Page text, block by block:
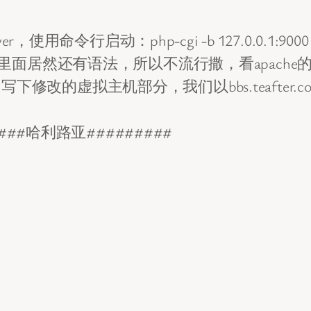
，使用命令行启动：php-cgi -b
居然还有语法，所以不流行撒，看apache
下修改的虚拟主机部分，我们以
哈利路亚#########